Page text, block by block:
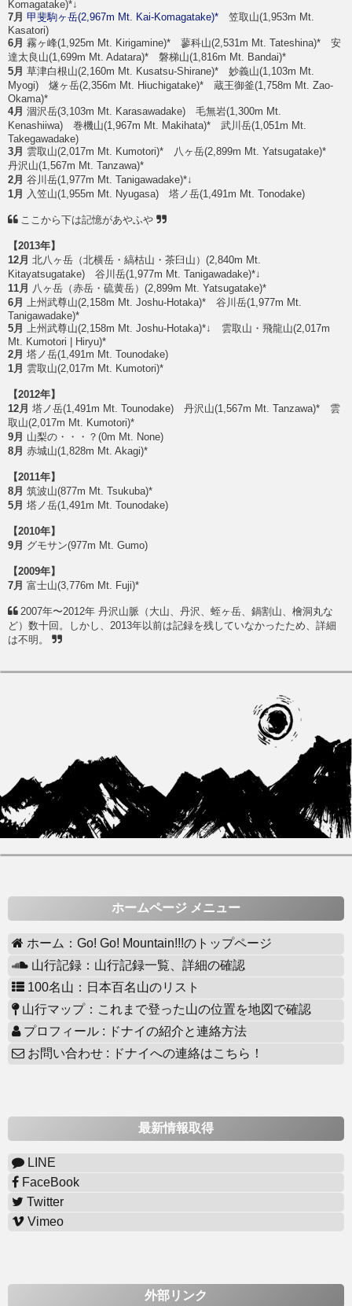
Komagatake)*↓
7月 甲斐駒ヶ岳(2,967m Mt. Kai-Komagatake)* 笠取山(1,953m Mt.
Kasatori)
6月 霧ヶ峰(1,925m Mt. Kirigamine)* 蓼科山(2,531m Mt. Tateshina)* 安
達太良山(1,699m Mt. Adatara)* 磐梯山(1,816m Mt. Bandai)*
5月 草津白根山(2,160m Mt. Kusatsu-Shirane)* 妙義山(1,103m Mt.
Myogi) 燧ヶ岳(2,356m Mt. Hiuchigatake)* 蔵王御釜(1,758m Mt. Zao-
Okama)*
4月 涸沢岳(3,103m Mt. Karasawadake) 毛無岩(1,300m Mt.
Kenashiiwa) 巻機山(1,967m Mt. Makihata)* 武川岳(1,051m Mt.
Takegawadake)
3月 雲取山(2,017m Mt. Kumotori)* 八ヶ岳(2,899m Mt. Yatsugatake)*
丹沢山(1,567m Mt. Tanzawa)*
2月 谷川岳(1,977m Mt. Tanigawadake)*↓
1月
入笠山(1,955m Mt. Nyugasa) 塔ノ岳(1,491m Mt. Tonodake)
ここから下は記憶があやふや
【2013年】
12月 北八ヶ岳（北横岳・縞枯山・茶臼山）(2,840m Mt.
Kitayatsugatake) 谷川岳(1,977m Mt. Tanigawadake)*↓
11月 八ヶ岳（赤岳・硫黄岳）(2,899m Mt. Yatsugatake)*
6月
上州武尊山(2,158m Mt. Joshu-Hotaka)* 谷川岳(1,977m Mt.
Tanigawadake)*
5月
上州武尊山(2,158m Mt. Joshu-Hotaka)*↓ 雲取山・飛龍山(2,017m
Mt. Kumotori | Hiryu)*
2月 塔ノ岳(1,491m Mt. Tounodake)
1月 雲取山(2,017m Mt. Kumotori)*
【2012年】
12月 塔ノ岳(1,491m Mt. Tounodake) 丹沢山(1,567m Mt. Tanzawa)* 雲
取山(2,017m Mt. Kumotori)*
9月 山梨の・・・？(0m Mt. None)
8月 赤城山(1,828m Mt. Akagi)*
【2011年】
8月 筑波山(877m Mt. Tsukuba)*
5月 塔ノ岳(1,491m Mt. Tounodake)
【2010年】
9月 グモサン(977m Mt. Gumo)
【2009年】
7月 富士山(3,776m Mt. Fuji)*
2007年〜2012年 丹沢山脈（大山、丹沢、蛭ヶ岳、鍋割山、檜洞丸な
ど）数十回。しかし、2013年以前は記録を残していなかったため、詳細
は不明。
ホームページ メニュー
ホーム：Go! Go! Mountain!!!のトップページ
山行記録：山行記録一覧、詳細の確認
100名山：日本百名山のリスト
山行マップ：これまで登った山の位置を地図で確認
プロフィール : ドナイの紹介と連絡方法
お問い合わせ : ドナイへの連絡はこちら！
最新情報取得
LINE
FaceBook
Twitter
Vimeo
外部リンク